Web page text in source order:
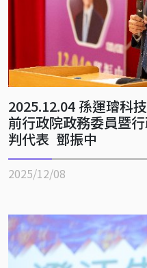
2025.12.04 孫運璿科
前行政院政務委員暨
判代表 鄧振中
2025/12/08